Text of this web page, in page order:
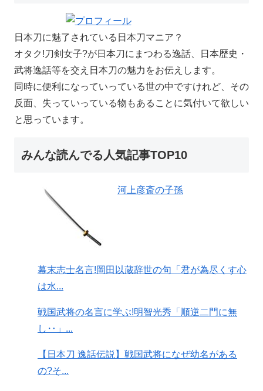
日本刀に魅了されている日本刀マニア？
オタク!刀剣女子?が日本刀にまつわる逸話、日本歴史・
武将逸話等を交え日本刀の魅力をお伝えします。
同時に便利になっていっている世の中ですけれど、その
反面、失っていっている物もあることに気付いて欲しい
と思っています。
みんな読んでる人気記事TOP10
河上彦斎の子孫
幕末志士名言!岡田以蔵辞世の句「君が為尽くす心
は水...
戦国武将の名言に学ぶ!明智光秀「順逆二門に無
し‥」...
【日本刀 逸話伝説】戦国武将になぜ幼名がある
の?そ...